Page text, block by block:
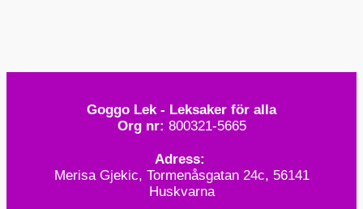
Goggo Lek - Leksaker för alla
Org nr: 800321-5665
Adress:
Merisa Gjekic, Tormenåsgatan 24c, 56141
Huskvarna